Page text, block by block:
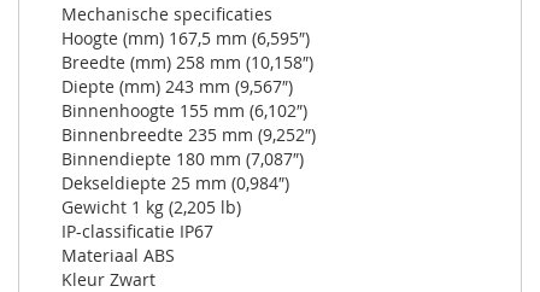
Mechanische specificaties
Hoogte (mm) 167,5 mm (6,595″)
Breedte (mm) 258 mm (10,158″)
Diepte (mm) 243 mm (9,567″)
Binnenhoogte 155 mm (6,102″)
Binnenbreedte 235 mm (9,252″)
Binnendiepte 180 mm (7,087″)
Dekseldiepte 25 mm (0,984″)
Gewicht 1 kg (2,205 lb)
IP-classificatie IP67
Materiaal ABS
Kleur Zwart